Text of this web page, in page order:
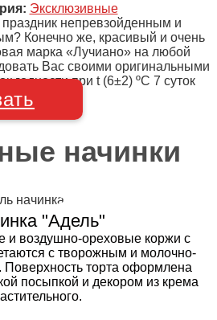
Эксклюзивные
непревзойденным и
Конечно же, красивый и очень
марка «Лучиано» на любой
Вас своими оригинальными
годности при t (6±2) ºC 7 суток
начинки
"Адель"
и воздушно-ореховые коржи с
с творожным и молочно-
торта оформлена
посыпкой и декором из крема